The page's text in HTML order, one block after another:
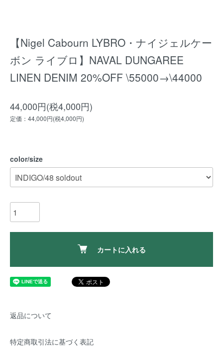
【Nigel Cabourn LYBRO・ナイジェルケー
ボン ライブロ】NAVAL DUNGAREE
LINEN DENIM 20%OFF \55000→\44000
44,000円(税4,000円)
定価：44,000円(税4,000円)
color/size
カートに入れる
返品について
特定商取引法に基づく表記